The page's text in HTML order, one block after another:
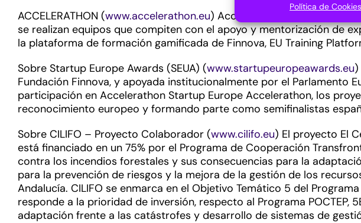
Política de Cookies
ACCELERATHON (www.accelerathon.eu) Accelerathon es una
se realizan equipos que compiten con el apoyo y mentorización de
la plataforma de formación gamificada de Finnova, EU Training
Sobre Startup Europe Awards (SEUA) (www.startupeuropeawards.eu)
Fundación Finnova, y apoyada institucionalmente por el Parlamento
participación en Accelerathon Startup Europe Accelerathon, los
reconocimiento europeo y formando parte como semifinalistas
Sobre CILIFO – Proyecto Colaborador (www.cilifo.eu) El proyecto El
está financiado en un 75% por el Programa de Cooperación
contra los incendios forestales y sus consecuencias para la
para la prevención de riesgos y la mejora de la gestión de los
Andalucía. CILIFO se enmarca en el Objetivo Temático 5 del
responde a la prioridad de inversión, respecto al Programa
adaptación frente a las catástrofes y desarrollo de sistemas de